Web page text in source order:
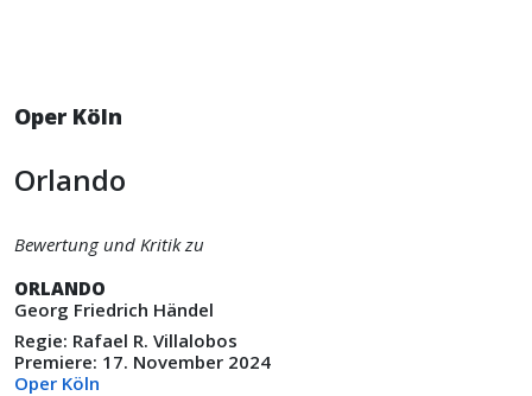
Oper Köln
Orlando
Bewertung und Kritik zu
ORLANDO
Georg Friedrich Händel
Regie: Rafael R. Villalobos
Premiere: 17. November 2024
Oper Köln